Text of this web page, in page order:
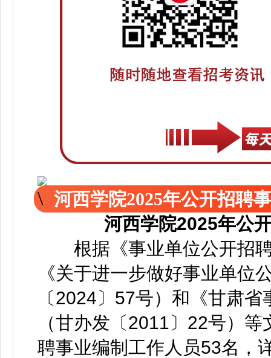
河西学院2025年公开招聘
河西学院2025年公
根据《事业单位公开招聘
《关于进一步做好事业单位
〔2024〕57号）和《甘肃
（甘办发〔2011〕22号）
聘事业编制工作人员53名，